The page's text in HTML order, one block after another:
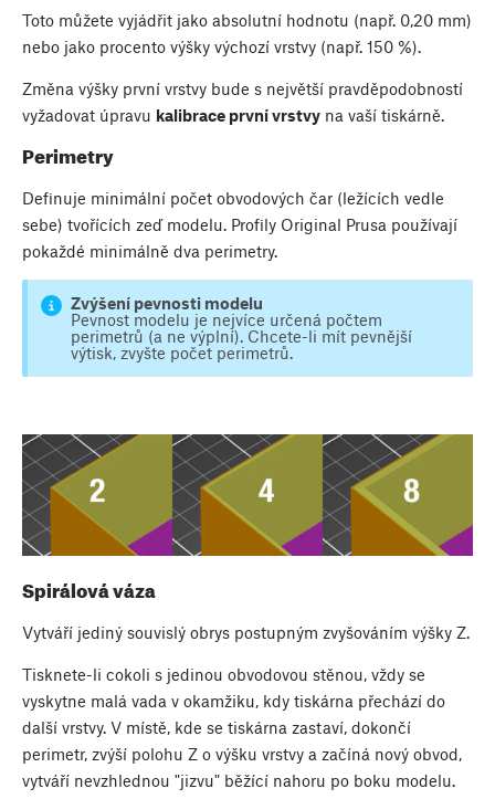
Toto můžete vyjádřit jako absolutní hodnotu (např. 0,20 mm)
nebo jako procento výšky výchozí vrstvy (např. 150 %).
Změna výšky první vrstvy bude s největší pravděpodobností
vyžadovat úpravu kalibrace první vrstvy na vaší tiskárně.
Perimetry
Definuje minimální počet obvodových čar (ležících vedle
sebe) tvořících zeď modelu. Profily Original Prusa používají
pokaždé minimálně dva perimetry.
Zvýšení pevnosti modelu
Pevnost modelu je nejvíce určená počtem
perimetrů (a ne výplní). Chcete-li mít pevnější
výtisk, zvyšte počet perimetrů.
Spirálová váza
Vytváří jediný souvislý obrys postupným zvyšováním výšky Z.
Tisknete-li cokoli s jedinou obvodovou stěnou, vždy se
vyskytne malá vada v okamžiku, kdy tiskárna přechází do
další vrstvy. V místě, kde se tiskárna zastaví, dokončí
perimetr, zvýší polohu Z o výšku vrstvy a začíná nový obvod,
vytváří nevzhlednou "jizvu" běžící nahoru po boku modelu.